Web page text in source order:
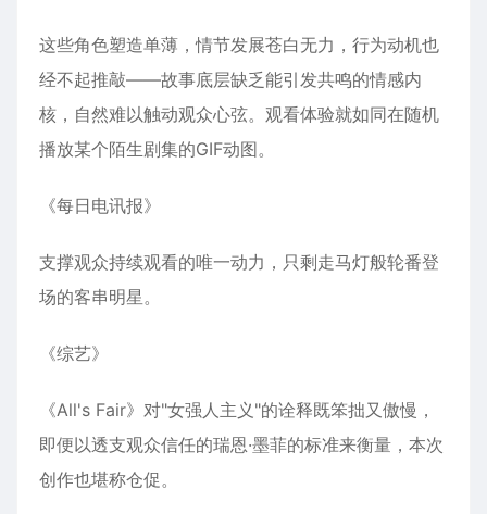
这些角色塑造单薄，情节发展苍白无力，行为动机也
经不起推敲——故事底层缺乏能引发共鸣的情感内
核，自然难以触动观众心弦。观看体验就如同在随机
播放某个陌生剧集的GIF动图。
《每日电讯报》
支撑观众持续观看的唯一动力，只剩走马灯般轮番登
场的客串明星。
《综艺》
《All's Fair》对"女强人主义"的诠释既笨拙又傲慢，
即便以透支观众信任的瑞恩·墨菲的标准来衡量，本次
创作也堪称仓促。